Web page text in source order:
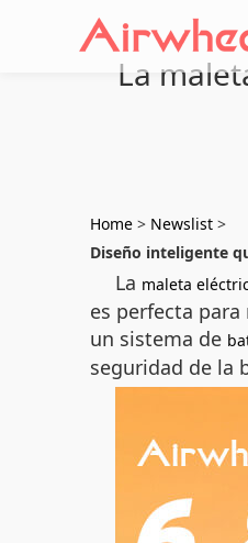
La
Home > Newslist >
Diseño inteligente
La maleta
es perfecta
un sistema de
seguridad de la